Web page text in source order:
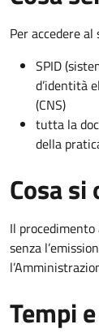
Per accedere
SPID
d’identità
(CNS)
tutta la
della
Cosa
Il
senza
Tempi